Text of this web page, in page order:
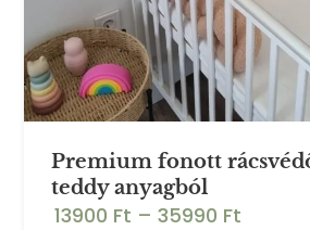
Premium fonott
teddy anyagból
13900 Ft –35990 Ft